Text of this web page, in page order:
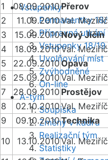
Vstupenky
Permanentky 18/
Přípravná utkání
Vstupenky 18/19
Uvolňování míst
Zvýhodněné
On-line
A-tým
Soupiska
Změny v kádru
Realizační tým
Statistiky
1 08.09.2010Přerov
2
11.09.2010Val.
3
15.09.2010Nový Jičín
4
18.09.2010Val.
5
22.09.2010Opava
6
25.09.2010Val.
7
28.09.2010 Prostějov
8
02.10.2010Val.
9
09.10.2010Technika
10
13.10.2010Val.